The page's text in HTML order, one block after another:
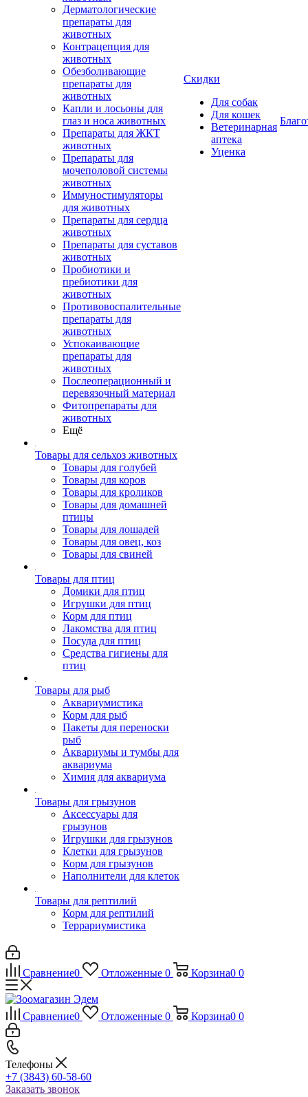
Дерматологические
препараты для
животных
Контрацепция для
животных
Обезболивающие
препараты для
животных
Капли и лосьоны для
глаз и носа животных
Препараты для ЖКТ
животных
Препараты для
мочеполовой системы
животных
Иммуностимуляторы
для животных
Препараты для сердца
животных
Препараты для суставов
животных
Пробиотики и
пребиотики для
животных
Противовоспалительные
препараты для
животных
Успокаивающие
препараты для
животных
Послеоперационный и
перевязочный материал
Фитопрепараты для
животных
Ещё
Товары для сельхоз животных
Товары для голубей
Товары для коров
Товары для кроликов
Товары для домашней
птицы
Товары для лошадей
Товары для овец, коз
Товары для свиней
Товары для птиц
Домики для птиц
Игрушки для птиц
Корм для птиц
Лакомства для птиц
Посуда для птиц
Средства гигиены для
птиц
Товары для рыб
Аквариумистика
Корм для рыб
Пакеты для переноски
рыб
Аквариумы и тумбы для
аквариума
Химия для аквариума
Товары для грызунов
Аксессуары для
грызунов
Игрушки для грызунов
Клетки для грызунов
Корм для грызунов
Наполнители для клеток
Товары для рептилий
Корм для рептилий
Террариумистика
Скидки
Для собак
Для кошек
Ветеринарная
аптека
Уценка
Сравнение0 Отложенные 0 Корзина0 0
Сравнение0 Отложенные 0 Корзина0 0
Телефоны
+7 (3843) 60-58-60
Заказать звонок